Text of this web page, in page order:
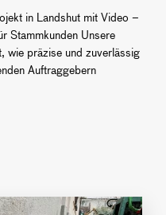
in Landshut mit Video –
Stammkunden Unsere
wie präzise und zuverlässig
Auftraggebern